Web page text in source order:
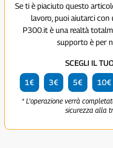
Se ti è piaciuto questo
lavoro, puoi aiutarci
P300.it è una realtà
supporto è per
SCEGLI IL
1€ 3€ 5€ 10€
* L'operazione verrà
sicurezza alla